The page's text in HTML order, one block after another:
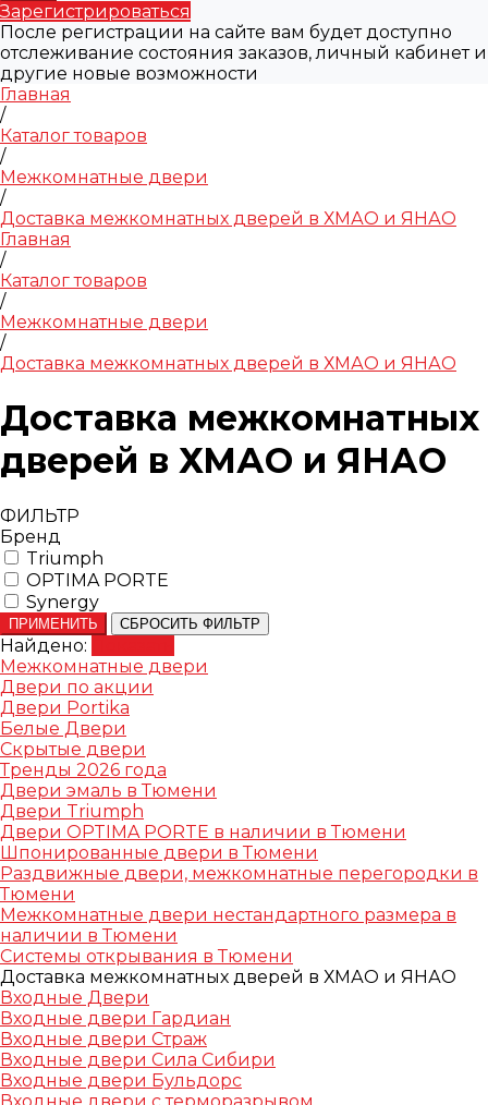
Зарегистрироваться
После регистрации на сайте вам будет доступно
отслеживание состояния заказов, личный кабинет и
другие новые возможности
Главная
/
Каталог товаров
/
Межкомнатные двери
/
Доставка межкомнатных дверей в ХМАО и ЯНАО
Главная
/
Каталог товаров
/
Межкомнатные двери
/
Доставка межкомнатных дверей в ХМАО и ЯНАО
Доставка межкомнатных
дверей в ХМАО и ЯНАО
ФИЛЬТР
Бренд
Triumph
OPTIMA PORTE
Synergy
ПРИМЕНИТЬ СБРОСИТЬ ФИЛЬТР
Найдено:
Межкомнатные двери
Двери по акции
Двери Portika
Белые Двери
Скрытые двери
Тренды 2026 года
Двери эмаль в Тюмени
Двери Triumph
Двери OPTIMA PORTE в наличии в Тюмени
Шпонированные двери в Тюмени
Раздвижные двери, межкомнатные перегородки в
Тюмени
Межкомнатные двери нестандартного размера в
наличии в Тюмени
Системы открывания в Тюмени
Доставка межкомнатных дверей в ХМАО и ЯНАО
Входные Двери
Входные двери Гардиан
Входные двери Страж
Входные двери Сила Сибири
Входные двери Бульдорс